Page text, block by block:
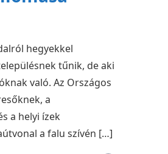
hegyekkel
tűnik, de aki
való. Az Országos
a
a helyi ízek
a falu szívén […]